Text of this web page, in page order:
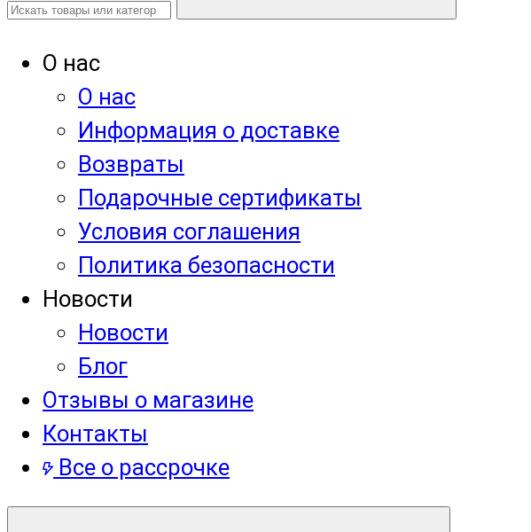
О нас
О нас
Информация о доставке
Возвраты
Подарочные сертификаты
Условия соглашения
Политика безопасности
Новости
Новости
Блог
Отзывы о магазине
Контакты
Все о рассрочке